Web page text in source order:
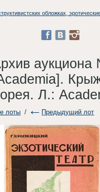
обложках,
Л.:
лоты / Предыдущий лот